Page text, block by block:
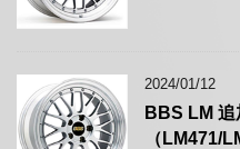
2024/01/12
BBS LM
（LM471/